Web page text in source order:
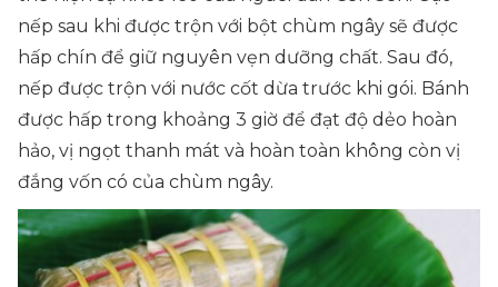
nếp sau khi được trộn với bột chùm ngây sẽ được
hấp chín để giữ nguyên vẹn dưỡng chất. Sau đó,
nếp được trộn với nước cốt dừa trước khi gói. Bánh
được hấp trong khoảng 3 giờ để đạt độ dẻo hoàn
hảo, vị ngọt thanh mát và hoàn toàn không còn vị
đắng vốn có của chùm ngây.